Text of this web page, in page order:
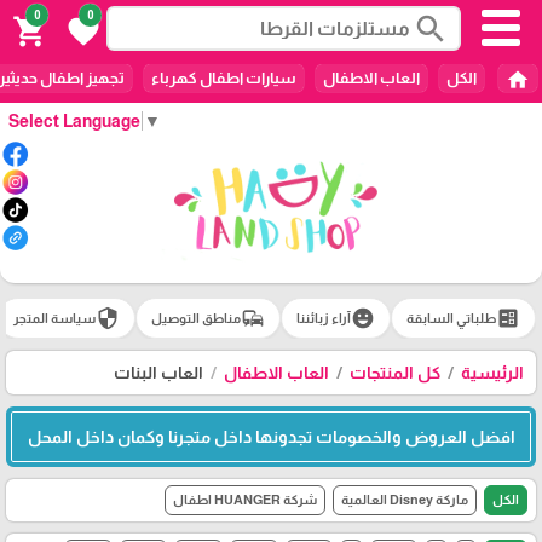
Select Language ▼
search
0
favorite
0
shopping_cart
home الكل العاب الاطفال سيارات اطفال كهرباء تجهيز اطفال
ballotطلباتي السابقة emoji_emotionsآراء زبائننا commuteمناطق التوصيل securityسياسة المتجر
الرئيسية كل المنتجات العاب الاطفال العاب البنات
افضل العروض والخصومات تجدونها داخل متجرنا وكمان داخل المحل
الكل ماركة Disney العالمية شركة HUANGER اطفال